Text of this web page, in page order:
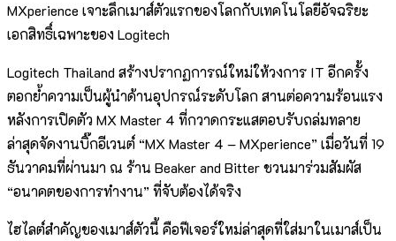
MXperience เจาะลึกเมาส์ตัวแรกของโลกกับเทคโนโลยีอัจฉริยะ
เอกสิทธิ์เฉพาะของ Logitech
Logitech Thailand สร้างปรากฏการณ์ใหม่ให้วงการ IT อีกครั้ง
ตอกย้ำความเป็นผู้นำด้านอุปกรณ์ระดับโลก สานต่อความร้อนแรง
หลังการเปิดตัว MX Master 4 ที่กวาดกระแสตอบรับถล่มทลาย
ล่าสุดจัดงานบิ๊กอีเวนต์ “MX Master 4 – MXperience” เมื่อวันที่ 19
ธันวาคมที่ผ่านมา ณ ร้าน Beaker and Bitter ชวนมาร่วมสัมผัส
“อนาคตของการทำงาน” ที่จับต้องได้จริง
ไฮไลต์สำคัญของเมาส์ตัวนี้ คือฟีเจอร์ใหม่ล่าสุดที่ใส่มาในเมาส์เป็น